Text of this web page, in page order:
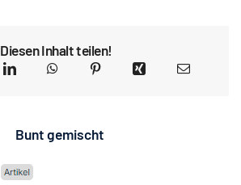
Diesen Inhalt teilen!
Bunt gemischt